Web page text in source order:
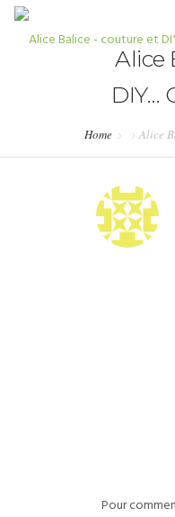
HOME
Alice
DIY…
Home Alice
Pour